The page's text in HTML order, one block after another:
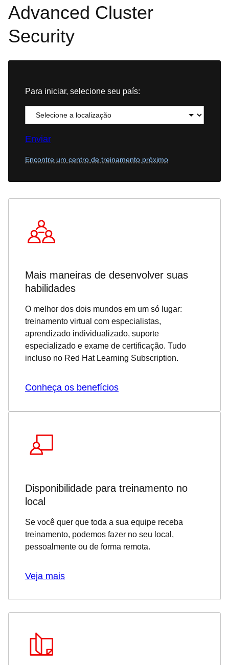
Advanced Cluster
Security
Para iniciar, selecione seu país:
Enviar
Encontre um centro de treinamento próximo
Mais maneiras de desenvolver suas
habilidades
O melhor dos dois mundos em um só lugar:
treinamento virtual com especialistas,
aprendizado individualizado, suporte
especializado e exame de certificação. Tudo
incluso no Red Hat Learning Subscription.
Conheça os benefícios
Disponibilidade para treinamento no
local
Se você quer que toda a sua equipe receba
treinamento, podemos fazer no seu local,
pessoalmente ou de forma remota.
Veja mais